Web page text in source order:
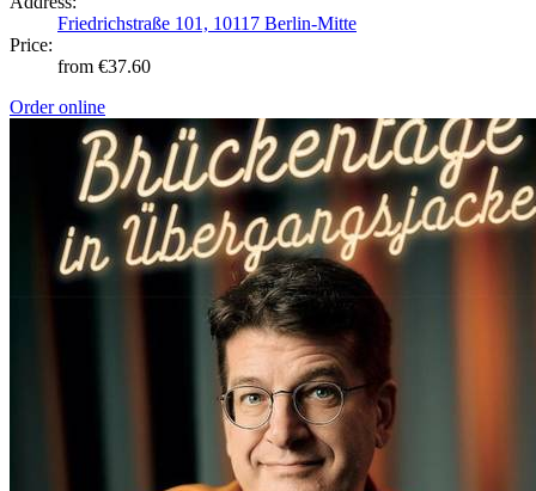
Friedrichstraße 101, 10117 Berlin-Mitte
Price:
from €37.60
Order online